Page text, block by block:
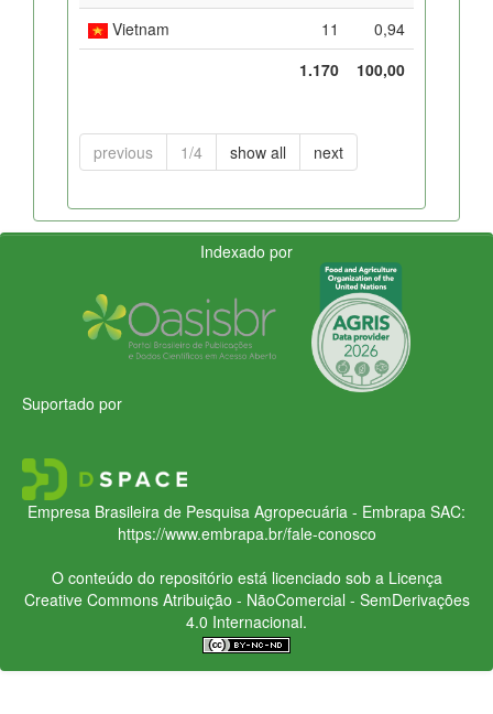
Vietnam
11
0,94
1.170
100,00
previous 1/4 show all next
Indexado por
Suportado por
Empresa Brasileira de Pesquisa Agropecuária - Embrapa SAC:
https://www.embrapa.br/fale-conosco
O conteúdo do repositório está licenciado sob a Licença
Creative CommonsAtribuição - NãoComercial - SemDerivações
4.0 Internacional.